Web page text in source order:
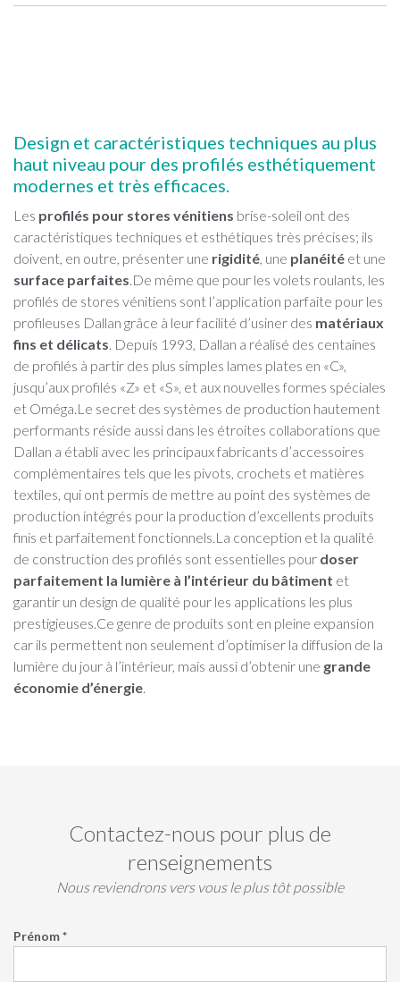
Design et caractéristiques techniques au plus
haut niveau pour des profilés esthétiquement
modernes et très efficaces.
Les profilés pour stores vénitiens brise-soleil ont des
caractéristiques techniques et esthétiques très précises; ils
doivent, en outre, présenter une rigidité, une planéité et une
surface parfaites.De même que pour les volets roulants, les
profilés de stores vénitiens sont l’application parfaite pour les
profileuses Dallan grâce à leur facilité d’usiner des matériaux
fins et délicats. Depuis 1993, Dallan a réalisé des centaines
de profilés à partir des plus simples lames plates en «C»,
jusqu’aux profilés «Z» et «S», et aux nouvelles formes spéciales
et Oméga.Le secret des systèmes de production hautement
performants réside aussi dans les étroites collaborations que
Dallan a établi avec les principaux fabricants d’accessoires
complémentaires tels que les pivots, crochets et matières
textiles, qui ont permis de mettre au point des systèmes de
production intégrés pour la production d’excellents produits
finis et parfaitement fonctionnels.La conception et la qualité
de construction des profilés sont essentielles pour doser
parfaitement la lumière à l’intérieur du bâtiment et
garantir un design de qualité pour les applications les plus
prestigieuses.Ce genre de produits sont en pleine expansion
car ils permettent non seulement d’optimiser la diffusion de la
lumière du jour à l’intérieur, mais aussi d’obtenir une grande
économie d’énergie.
Contactez-nous pour plus de
renseignements
Nous reviendrons vers vous le plus tôt possible
Prénom *